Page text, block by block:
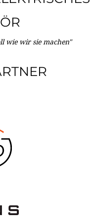
wie wir sie machen"